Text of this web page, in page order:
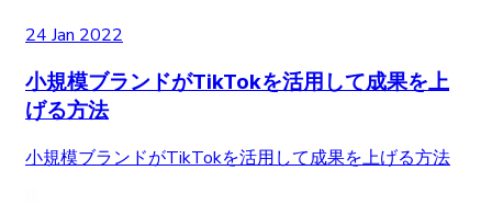
24 Jan 2022
小規模ブランドがTikTokを活用して成果を上
げる方法
小規模ブランドがTikTokを活用して成果を上げる方法